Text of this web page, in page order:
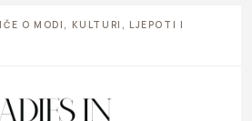
O MODI, KULTURI, LJEPOTI I